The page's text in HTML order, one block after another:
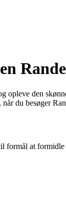
den
du besøger
at